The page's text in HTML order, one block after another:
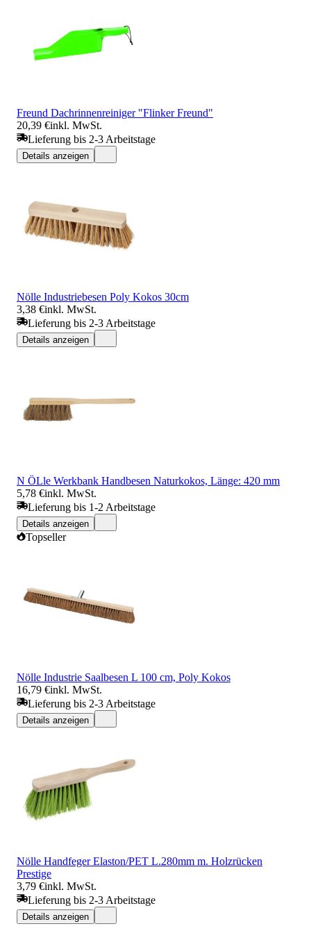
Freund Dachrinnenreiniger "Flinker Freund"
20,39 €inkl. MwSt.
Lieferung bis 2-3 Arbeitstage
Details anzeigen
Nölle Industriebesen Poly Kokos 30cm
3,38 €inkl. MwSt.
Lieferung bis 2-3 Arbeitstage
Details anzeigen
N ÖLle Werkbank Handbesen Naturkokos, Länge: 420 mm
5,78 €inkl. MwSt.
Lieferung bis 1-2 Arbeitstage
Details anzeigen
Topseller
Nölle Industrie Saalbesen L 100 cm, Poly Kokos
16,79 €inkl. MwSt.
Lieferung bis 2-3 Arbeitstage
Details anzeigen
Nölle Handfeger Elaston/PET L.280mm m. Holzrücken
Prestige
3,79 €inkl. MwSt.
Lieferung bis 2-3 Arbeitstage
Details anzeigen